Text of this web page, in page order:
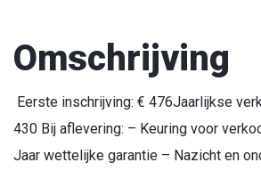
Omschrijving
Eerste inschrijving: € 476Jaarlijkse
430 Bij aflevering: – Keuring voor
Jaar wettelijke garantie – Nazicht en